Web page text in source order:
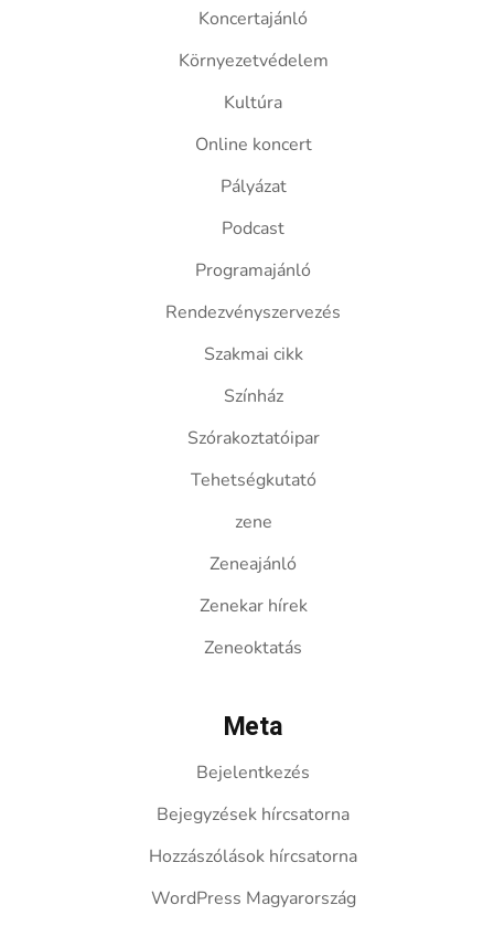
Koncertajánló
Környezetvédelem
Kultúra
Online koncert
Pályázat
Podcast
Programajánló
Rendezvényszervezés
Szakmai cikk
Színház
Szórakoztatóipar
Tehetségkutató
zene
Zeneajánló
Zenekar hírek
Zeneoktatás
Meta
Bejelentkezés
Bejegyzések hírcsatorna
Hozzászólások hírcsatorna
WordPress Magyarország